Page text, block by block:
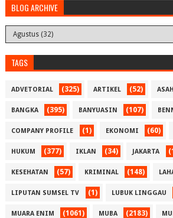
BLOG ARCHIVE
TAGS
ADVETORIAL (325) ARTIKEL (52)
BANGKA (395) BANYUASIN (107)
COMPANY PROFILE (1) EKONOMI (60)
HUKUM (377) IKLAN (34) JAKARTA
KESEHATAN (57) KRIMINAL (148)
LIPUTAN SUMSEL TV (1) LUBUK LINGGAU
MUARA ENIM (1061) MUBA (2183)